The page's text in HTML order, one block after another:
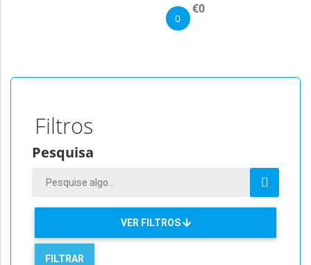
0
€0
Filtros
Pesquisa
VER FILTROS